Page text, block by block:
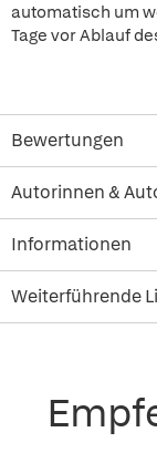
automatisch um
Tage vor Ablauf
Bewertungen
Autorinnen &
Informationen
Weiterführende